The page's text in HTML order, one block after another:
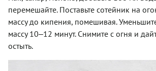
перемешайте. Поставьте сотейник на
массу до кипения, помешивая.
массу 10‒12 минут. Снимите с огня и
остыть.